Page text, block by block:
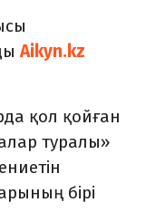
Aikyn.kz
қол қойған
туралы»
бірі